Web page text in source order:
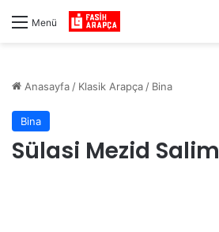
Menü
Anasayfa / Klasik Arapça / Bina
Bina
Sülasi Mezid Salim